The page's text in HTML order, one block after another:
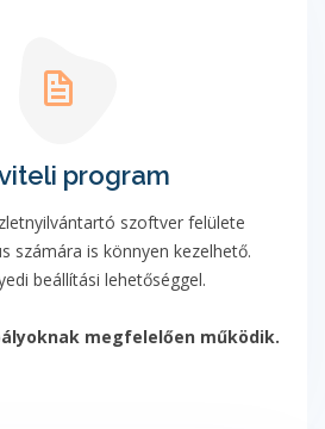
program
szoftver felülete
számára is könnyen kezelhető.
beállítási lehetőséggel.
megfelelően működik.